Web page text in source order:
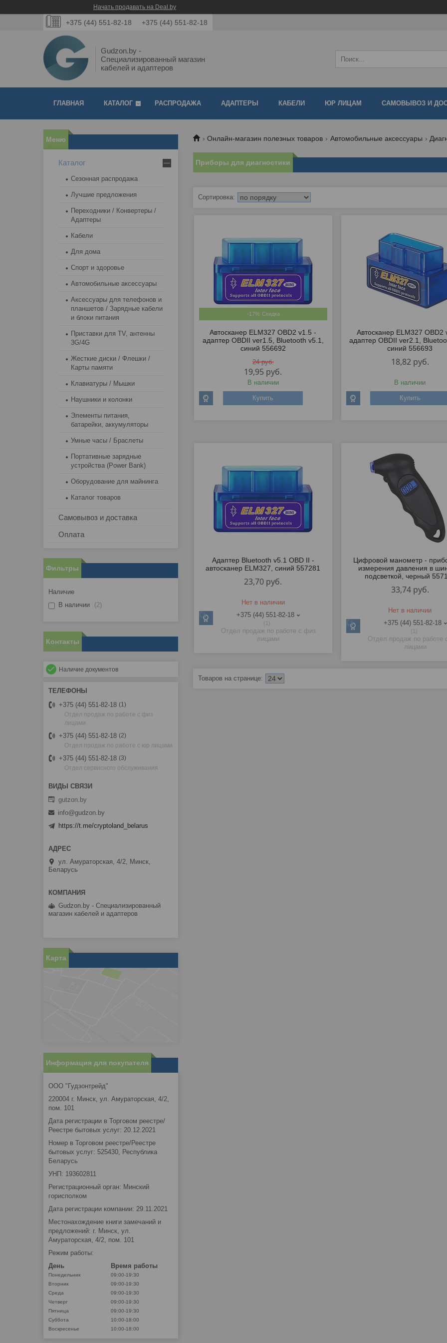
Начать продавать на Deal.by
+375 (44) 551-82-18 +375 (44) 551-82-18
Gudzon.by -
Специализированный магазин
кабелей и адаптеров
ГЛАВНАЯ КАТАЛОГ РАСПРОДАЖА АДАПТЕРЫ КАБЕЛИ ЮР ЛИЦАМ САМОВЫВОЗ И
Онлайн-магазин полезных товаров Автомобильные аксессуары
Приборы для диагностики
-17%
Автосканер ELM327 OBD2 v1.5 -
aдаптер OBDII ver1.5, Bluetooth v5.1,
синий 556692
24руб.
19,95 руб.
В наличии
Купить
Автосканер ELM327 OBD2
aдаптер OBDII ver2.1,
синий 556693
18,82 руб.
В наличии
Купить
Адаптер Bluetooth v5.1 OBD II -
автосканер ELM327, синий 557281
23,70 руб.
Нет в наличии
+375 (44) 551-82-18
Отдел продаж по работе с физ
лицами
Цифровой манометр -
измерения давления в
подсветкой, черный
33,74 руб.
Нет в наличии
+375 (44) 551-82-18
Отдел продаж по работе
лицами
Каталог
Сезонная распродажа
Лучшие предложения
Переходники / Конвертеры /
Адаптеры
Кабели
Для дома
Спорт и здоровье
Автомобильные аксессуары
Аксессуары для телефонов и
планшетов / Зарядные кабели
и блоки питания
Приставки для TV, антенны
3G/4G
Жесткие диски / Флешки /
Карты памяти
Клавиатуры / Мышки
Наушники и колонки
Элементы питания,
батарейки, аккумуляторы
Умные часы / Браслеты
Портативные зарядные
устройства (Power Bank)
Оборудование для майнинга
Каталог товаров
Самовывоз и доставка
Оплата
Фильтры
Наличие
В наличии
2
Контакты
Наличие документов
+375 (44) 551-82-18
1
Отдел продаж по работе с физ
лицами
+375 (44) 551-82-18 2
Отдел продаж по работе с юр лицами
+375 (44) 551-82-18 3
Отдел сервисного обслуживания
gutzon.by
info@gudzon.by
https://t.me/cryptoland_belarus
ул. Амураторская, 4/2, Минск,
Беларусь
Gudzon.by - Специализированный
магазин кабелей и адаптеров
Карта
Информация для покупателя
ООО "Гудзонтрейд"
220004 г. Минск, ул. Амураторская, 4/2,
пом. 101
Дата регистрации в Торговом реестре/
Реестре бытовых услуг: 20.12.2021
Номер в Торговом реестре/Реестре
бытовых услуг: 525430, Республика
Беларусь
УНП: 193602811
Регистрационный орган: Минский
горисполком
Дата регистрации компании: 29.11.2021
Местонахождение книги замечаний и
предложений: г. Минск, ул.
Амураторская, 4/2, пом. 101
Режим работы:
День
Время работы
Понедельник
09:00-19:30
Вторник
09:00-19:30
Среда
09:00-19:30
Четверг
09:00-19:30
Пятница
09:00-19:30
Суббота
10:00-18:00
Воскресенье
10:00-18:00